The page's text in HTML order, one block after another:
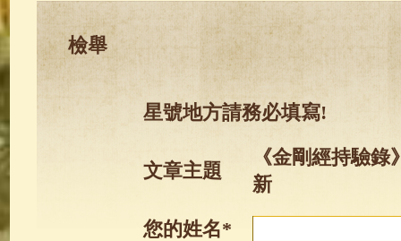
檢舉
星號地方請務必填寫!
文章主題
《金剛經持驗
新
您的姓名*